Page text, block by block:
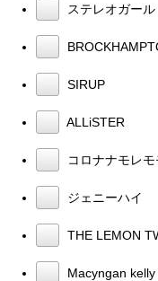
ステレオガール
SIRUP
ALLiSTER
コロナナモレモ
ジェニーハイ
THE LEMON
Macyngan kelly